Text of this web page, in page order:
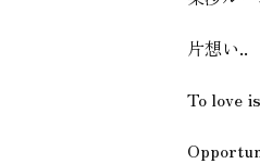
片想い..
To love